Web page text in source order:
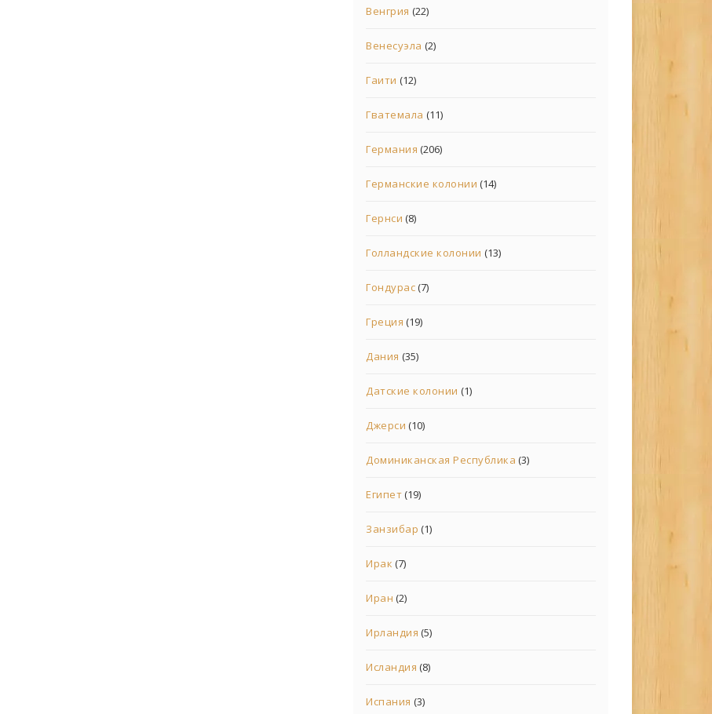
Венгрия (22)
Венесуэла (2)
Гаити (12)
Гватемала (11)
Германия (206)
Германские колонии (14)
Гернси (8)
Голландские колонии (13)
Гондурас(7)
Греция (19)
Дания (35)
Датские колонии (1)
Джерси (10)
Доминиканская Республика (3)
Египет(19)
Занзибар (1)
Ирак (7)
Иран (2)
Ирландия (5)
Исландия (8)
Испания (3)